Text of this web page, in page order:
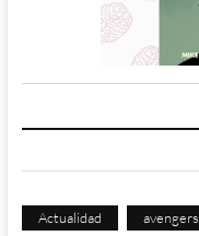
Actualidad avengers